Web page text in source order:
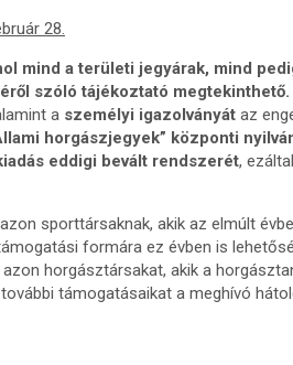
28.
mind a területi jegyárak, mind
szóló tájékoztató megtekinthető.
a személyi igazolványát az
horgászjegyek” központi
eddigi bevált rendszerét,
sporttársaknak, akik az elmúlt
formára ez évben is
horgásztársakat, akik a
támogatásaikat a meghívó